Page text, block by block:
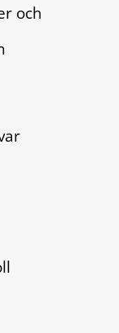
och
till annan